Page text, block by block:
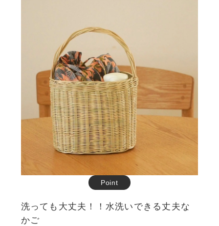
Point
洗っても大丈夫！！ 水洗いできる丈夫な
かご